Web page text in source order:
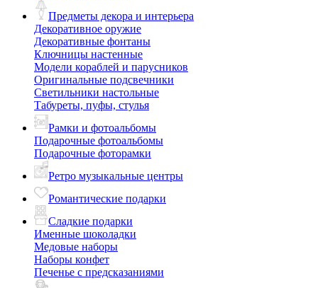
Предметы декора и интерьера
Декоративное оружие
Декоративные фонтаны
Ключницы настенные
Модели кораблей и парусников
Оригинальные подсвечники
Светильники настольные
Табуреты, пуфы, стулья
Рамки и фотоальбомы
Подарочные фотоальбомы
Подарочные фоторамки
Ретро музыкальные центры
Романтические подарки
Сладкие подарки
Именные шоколадки
Медовые наборы
Наборы конфет
Печенье с предсказаниями